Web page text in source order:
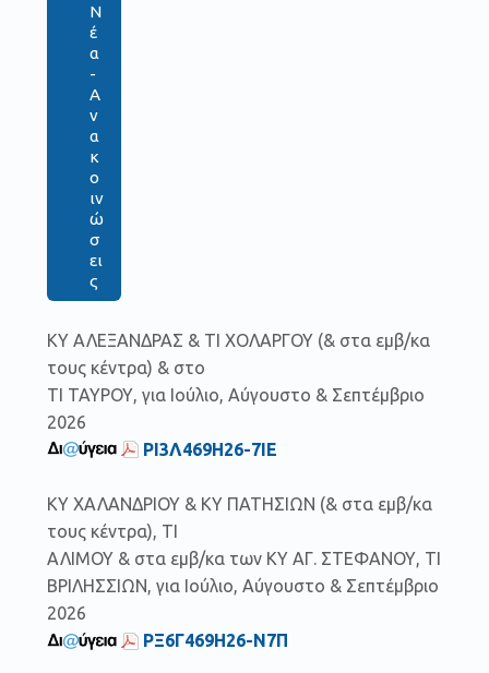
Ν
έ
α
-
Α
ν
α
κ
ο
ιν
ώ
σ
ει
ς
ΚΥ ΑΛΕΞΑΝΔΡΑΣ & ΤΙ ΧΟΛΑΡΓΟΥ (& στα εμβ/κα
τους κέντρα) & στο
ΤΙ ΤΑΥΡΟΥ, για Ιούλιο, Αύγουστο & Σεπτέμβριο
2026
ΡΙ3Λ469Η26-7ΙΕ
ΚΥ ΧΑΛΑΝΔΡΙΟΥ & ΚΥ ΠΑΤΗΣΙΩΝ (& στα εμβ/κα
τους κέντρα), ΤΙ
ΑΛΙΜΟΥ & στα εμβ/κα των ΚΥ ΑΓ. ΣΤΕΦΑΝΟΥ, ΤΙ
ΒΡΙΛΗΣΣΙΩΝ, για Ιούλιο, Αύγουστο & Σεπτέμβριο
2026
ΡΞ6Γ469Η26-Ν7Π